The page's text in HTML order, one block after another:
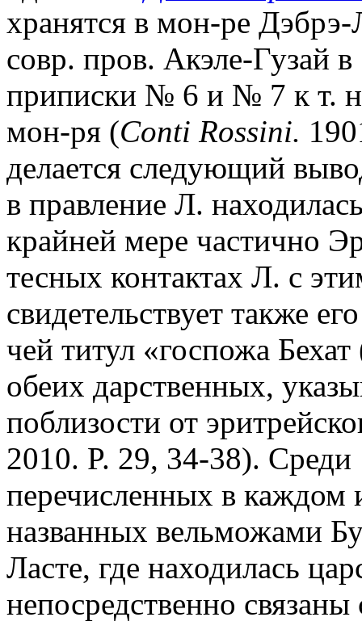
хранятся в мон-ре
совр. пров. Акэле-Гузай
приписки № 6 и № 7 к т.
мон-ря (Conti Rossini.
делается следующий
в правление Л.
крайней мере частично
тесных контактах Л. с
свидетельствует также
чей титул «госпожа
обеих дарственных,
поблизости от
2010. P. 29, 34-38).
перечисленных в каждом
названных вельможами
Ласте, где находилась
непосредственно